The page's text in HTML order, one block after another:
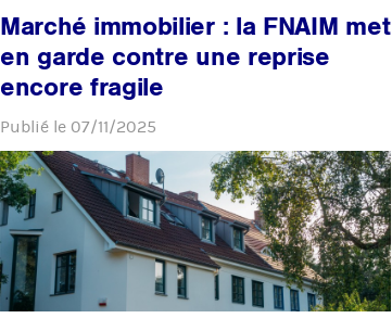
Marché immobilier : la FNAIM met
en garde contre une reprise
encore fragile
Publié le 07/11/2025